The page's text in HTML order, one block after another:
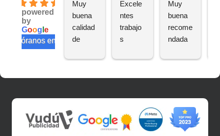
powered
by
Goog e
valóranos en
Muy
buena
calidad
de
s
Excele
ntes
trabajo
s
Muy
buena
recome
ndada